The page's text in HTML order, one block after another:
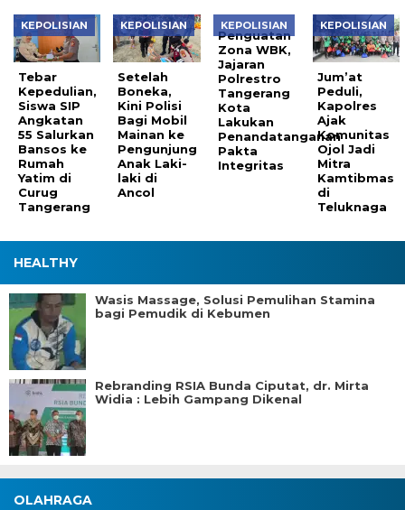
KEPOLISIAN
Tebar
Kepedulian,
Siswa SIP
Angkatan
55 Salurkan
Bansos ke
Rumah
Yatim di
Curug
Tangerang
KEPOLISIAN
Setelah
Boneka,
Kini Polisi
Bagi Mobil
Mainan ke
Pengunjung
Anak Laki-
laki di
Ancol
KEPOLISIAN
Penguatan
Zona WBK,
Jajaran
Polrestro
Tangerang
Kota
Lakukan
Penandatanganan
Pakta
Integritas
KEPOLISIAN
Jum’at
Peduli,
Kapolres
Ajak
Komunitas
Ojol Jadi
Mitra
Kamtibmas
di
Teluknaga
HEALTHY
Wasis Massage, Solusi Pemulihan Stamina
bagi Pemudik di Kebumen
Rebranding RSIA Bunda Ciputat, dr. Mirta
Widia : Lebih Gampang Dikenal
OLAHRAGA